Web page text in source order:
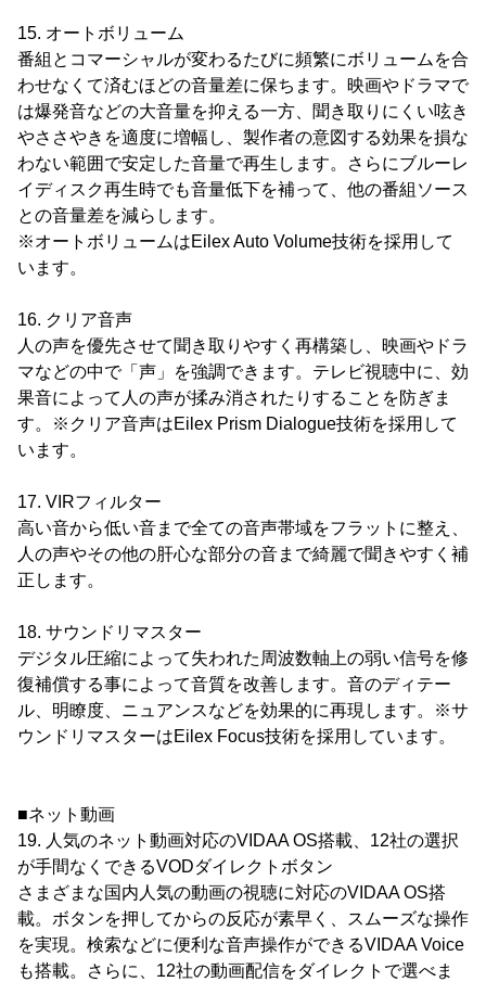
15. オートボリューム
番組とコマーシャルが変わるたびに頻繁にボリュームを合
わせなくて済むほどの音量差に保ちます。映画やドラマで
は爆発音などの大音量を抑える一方、聞き取りにくい呟き
やささやきを適度に増幅し、製作者の意図する効果を損な
わない範囲で安定した音量で再生します。さらにブルーレ
イディスク再生時でも音量低下を補って、他の番組ソース
との音量差を減らします。
※オートボリュームはEilex Auto Volume技術を採用して
います。
16. クリア音声
人の声を優先させて聞き取りやすく再構築し、映画やドラ
マなどの中で「声」を強調できます。テレビ視聴中に、効
果音によって人の声が揉み消されたりすることを防ぎま
す。※クリア音声はEilex Prism Dialogue技術を採用して
います。
17. VIRフィルター
高い音から低い音まで全ての音声帯域をフラットに整え、
人の声やその他の肝心な部分の音まで綺麗で聞きやすく補
正します。
18. サウンドリマスター
デジタル圧縮によって失われた周波数軸上の弱い信号を修
復補償する事によって音質を改善します。音のディテー
ル、明瞭度、ニュアンスなどを効果的に再現します。※サ
ウンドリマスターはEilex Focus技術を採用しています。
■ネット動画
19. 人気のネット動画対応のVIDAA OS搭載、12社の選択
が手間なくできるVODダイレクトボタン
さまざまな国内人気の動画の視聴に対応のVIDAA OS搭
載。ボタンを押してからの反応が素早く、スムーズな操作
を実現。検索などに便利な音声操作ができるVIDAA Voice
も搭載。さらに、12社の動画配信をダイレクトで選べま